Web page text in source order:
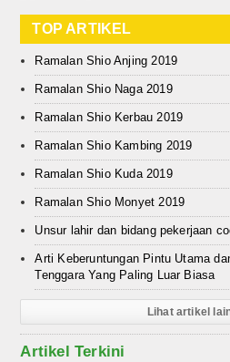
TOP ARTIKEL
Ramalan Shio Anjing 2019
Ramalan Shio Naga 2019
Ramalan Shio Kerbau 2019
Ramalan Shio Kambing 2019
Ramalan Shio Kuda 2019
Ramalan Shio Monyet 2019
Unsur lahir dan bidang pekerjaan
Arti Keberuntungan Pintu Utama
Tenggara Yang Paling Luar Biasa
Lihat artikel
Artikel Terkini